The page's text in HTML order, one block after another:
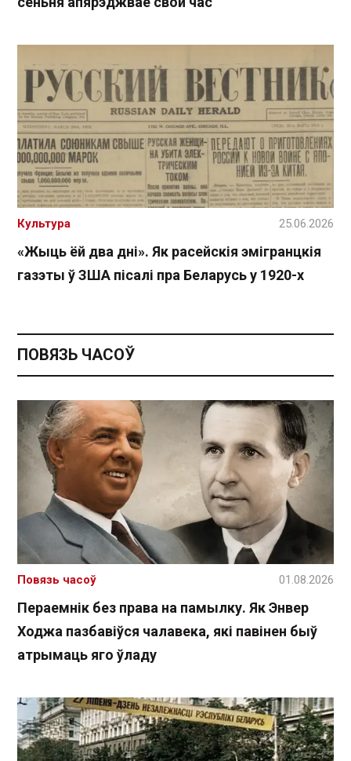
«Жыць ёй два дні». Як расейскія эмігранцкія
газэты ў ЗША пісалі пра Беларусь у 1920-х
Культура 25.06.2026
ПОВЯЗЬ ЧАСОЎ
Пераемнік без права на памылку. Як Энвер
Ходжа пазбавіўся чалавека, які павінен быў
атрымаць яго ўладу
Повязь часоў 01.08.2026